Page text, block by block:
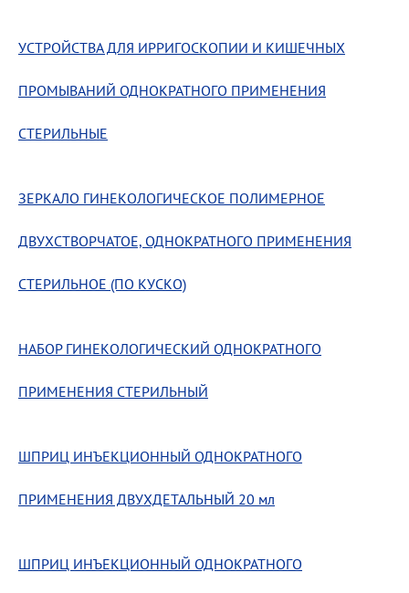
УСТРОЙСТВА ДЛЯ ИРРИГОСКОПИИ И КИШЕЧНЫХ
ПРОМЫВАНИЙ ОДНОКРАТНОГО ПРИМЕНЕНИЯ
СТЕРИЛЬНЫЕ
ЗЕРКАЛО ГИНЕКОЛОГИЧЕСКОЕ ПОЛИМЕРНОЕ
ДВУХСТВОРЧАТОЕ, ОДНОКРАТНОГО ПРИМЕНЕНИЯ
СТЕРИЛЬНОЕ (ПО КУСКО)
НАБОР ГИНЕКОЛОГИЧЕСКИЙ ОДНОКРАТНОГО
ПРИМЕНЕНИЯ СТЕРИЛЬНЫЙ
ШПРИЦ ИНЪЕКЦИОННЫЙ ОДНОКРАТНОГО
ПРИМЕНЕНИЯ ДВУХДЕТАЛЬНЫЙ 20 мл
ШПРИЦ ИНЪЕКЦИОННЫЙ ОДНОКРАТНОГО